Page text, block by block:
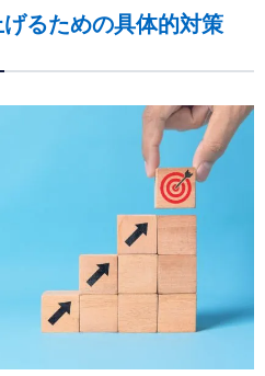
るための具体的対策